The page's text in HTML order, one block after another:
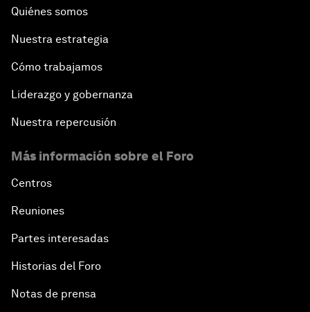
Quiénes somos
Nuestra estrategia
Cómo trabajamos
Liderazgo y gobernanza
Nuestra repercusión
Más información sobre el Foro
Centros
Reuniones
Partes interesadas
Historias del Foro
Notas de prensa